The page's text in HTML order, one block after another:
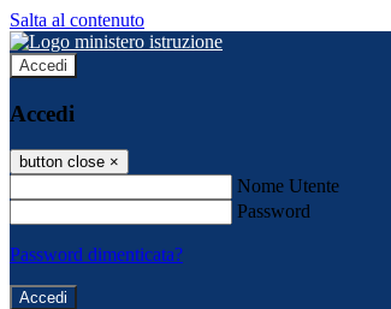
Salta al contenuto
Accedi
Accedi
button close ×
Nome Utente
Password
Password dimenticata?